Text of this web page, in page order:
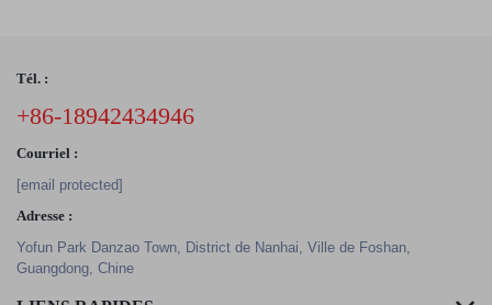
Tél. :
+86-18942434946
Courriel :
[email protected]
Adresse :
Yofun Park Danzao Town, District de Nanhai, Ville de Foshan,
Guangdong, Chine